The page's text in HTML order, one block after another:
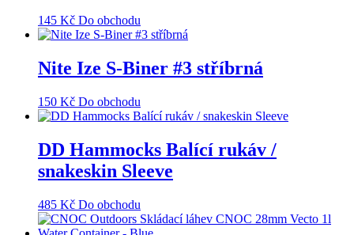
145 Kč Do obchodu
Nite Ize S-Biner #3 stříbrná
150 Kč Do obchodu
DD Hammocks Balící rukáv /
snakeskin Sleeve
485 Kč Do obchodu